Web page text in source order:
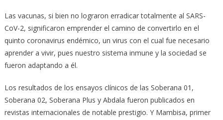
Las vacunas, si bien no lograron erradicar totalmente al SARS-
CoV-2, significaron emprender el camino de convertirlo en el
quinto coronavirus endémico, un virus con el cual fue necesario
aprender a vivir, pues nuestro sistema inmune y la sociedad se
fueron adaptando a él.
Los resultados de los ensayos clínicos de las Soberana 01,
Soberana 02, Soberana Plus y Abdala fueron publicados en
revistas internacionales de notable prestigio. Y Mambisa, primer